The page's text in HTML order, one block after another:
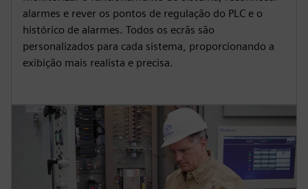
alarmes e rever os pontos de regulação do PLC e o
histórico de alarmes. Todos os ecrãs são
personalizados para cada sistema, proporcionando a
exibição mais realista e precisa.